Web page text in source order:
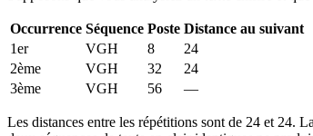
Occurrence Séquence Poste Distance au suivant
1er
VGH 8
24
2ème
VGH 32
24
3ème
VGH 56 —
Les distances entre les répétitions sont de 24 et 24.